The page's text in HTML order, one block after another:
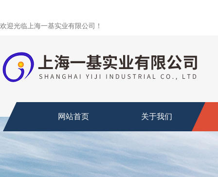
欢迎光临上海一基实业有限公司！
网站首页 关于我们